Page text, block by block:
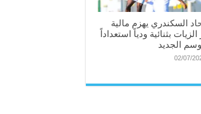
السكندري يهزم مالية
بثنائية ودياً استعداداً
الجديد
02/07/